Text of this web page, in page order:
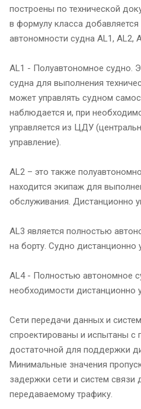
построены по технической
в формулу класса
автономности судна AL1, AL2,
AL1 - Полуавтономное судно.
судна для выполнения
может управлять судном
наблюдается и, при
управляется из ЦДУ
управление).
AL2 – это также
находится экипаж для
обслуживания. Дистанционно
AL3 является полностью
на борту. Судно дистанционно
AL4 - Полностью автономное
необходимости дистанционно
Сети передачи данных и
спроектированы и испытаны с
достаточной для поддержки
Минимальные значения
задержки сети и систем
передаваемому трафику.